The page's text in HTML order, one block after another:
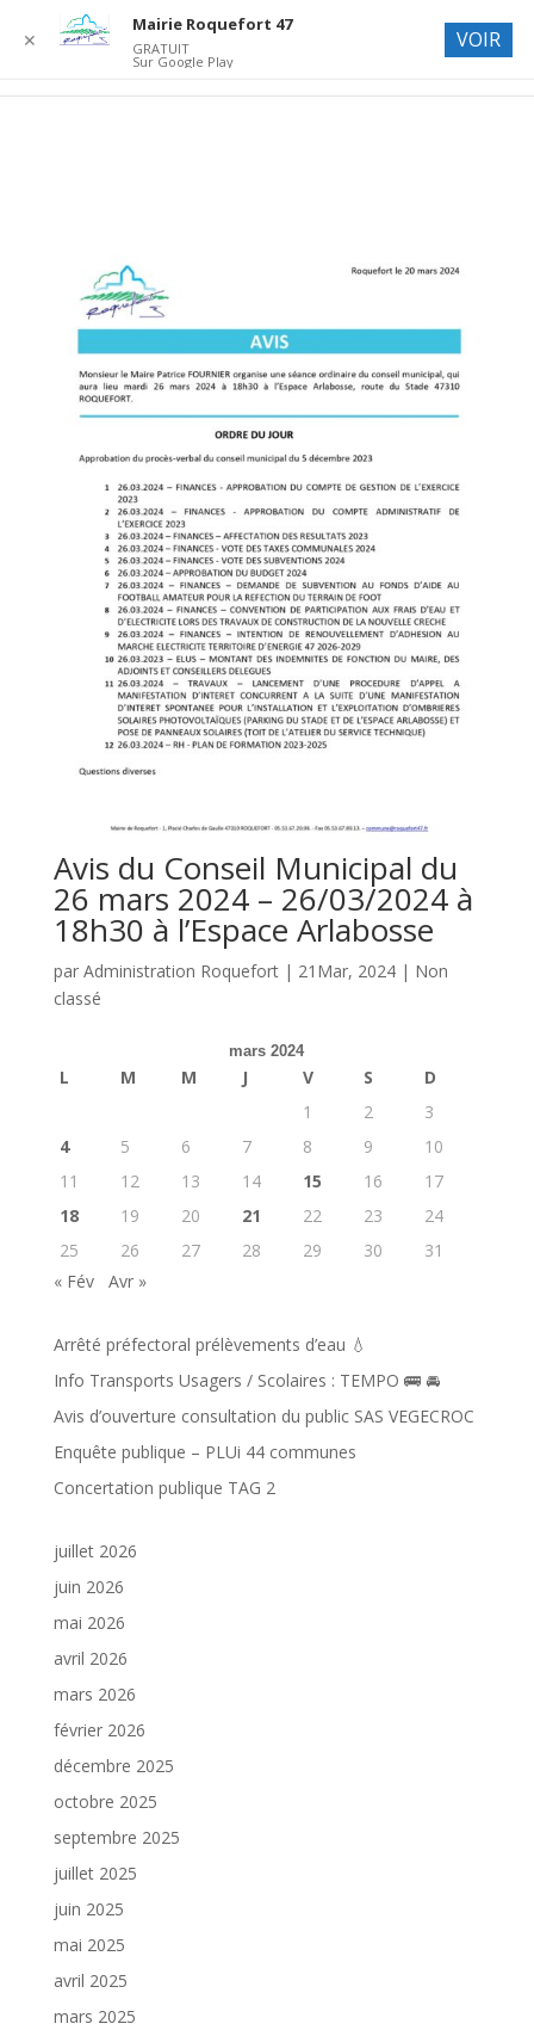
Avis du Conseil Municipal du
26 mars 2024 – 26/03/2024 à
18h30 à l’Espace Arlabosse
par Administration Roquefort| 21Mar, 2024| Non
classé
mars 2024
L M M J V S
D
1
2
3
4
5 6 7 8 9
10
11
12 13 14 15 16
17
18
19 20 21 22 23
24
25
26 27 28 29 30
31
« Fév
Avr »
Arrêté préfectoral prélèvements d’eau 💧
Info Transports Usagers / Scolaires : TEMPO 🚌 🚘️
Avis d’ouverture consultation du public SAS VEGECROC
Enquête publique – PLUi 44 communes
Concertation publique TAG 2
juillet 2026
juin 2026
mai 2026
avril 2026
mars 2026
février 2026
décembre 2025
octobre 2025
septembre 2025
juillet 2025
juin 2025
mai 2025
avril 2025
mars 2025
✕
Mairie Roquefort 47
GRATUIT
Sur Google Play
VOIR